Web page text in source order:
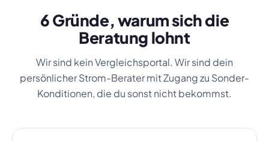
6 Gründe, warum sich die
Beratung lohnt
Wir sind kein Vergleichsportal. Wir sind dein
persönlicher Strom-Berater mit Zugang zu Sonder-
Konditionen, die du sonst nicht bekommst.